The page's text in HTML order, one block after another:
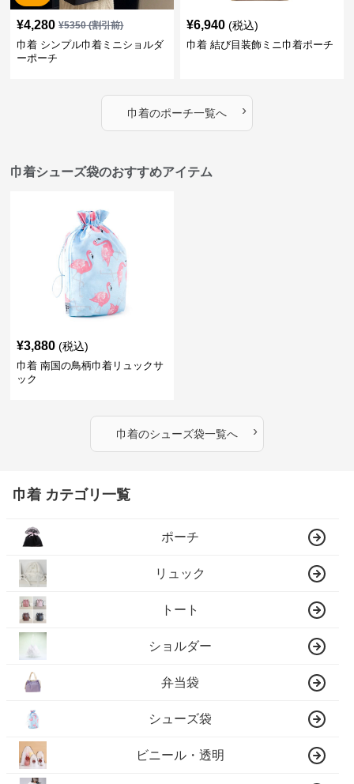
¥4,280 ¥5350(割引前)
巾着 シンプル巾着ミニショルダ
ーポーチ
¥6,940 (税込)
巾着 結び目装飾ミニ巾着ポーチ
巾着のポーチ一覧へ ›
巾着シューズ袋のおすすめアイテム
¥3,880 (税込)
巾着 南国の鳥柄巾着リュックサ
ック
巾着のシューズ袋一覧へ ›
巾着 カテゴリ一覧
ポーチ
リュック
トート
ショルダー
弁当袋
シューズ袋
ビニール・透明